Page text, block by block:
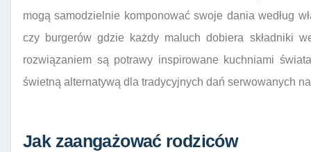
mogą samodzielnie komponować swoje dania według
czy burgerów gdzie każdy maluch dobiera składniki
rozwiązaniem są potrawy inspirowane kuchniami
świetną alternatywą dla tradycyjnych dań serwowanych
Jak zaangażować rodziców